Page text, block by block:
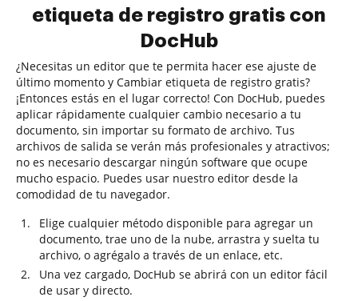
etiqueta de registro gratis con
DocHub
¿Necesitas un editor que te permita hacer ese ajuste de
último momento y Cambiar etiqueta de registro gratis?
¡Entonces estás en el lugar correcto! Con DocHub, puedes
aplicar rápidamente cualquier cambio necesario a tu
documento, sin importar su formato de archivo. Tus
archivos de salida se verán más profesionales y atractivos;
no es necesario descargar ningún software que ocupe
mucho espacio. Puedes usar nuestro editor desde la
comodidad de tu navegador.
Elige cualquier método disponible para agregar un
documento, trae uno de la nube, arrastra y suelta tu
archivo, o agrégalo a través de un enlace, etc.
Una vez cargado, DocHub se abrirá con un editor fácil
de usar y directo.